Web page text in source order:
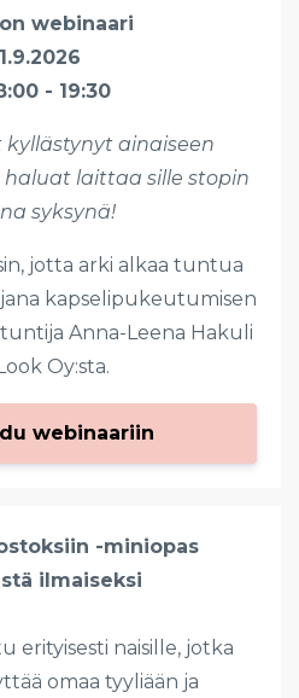
webinaari
- 19:30
kyllästynyt ainaiseen
laittaa sille stopin
syksynä!
jotta arki alkaa tuntua
kapselipukeutumisen
Anna-Leena Hakuli
Oy:sta.
webinaariin
-miniopas
ilmaiseksi
erityisesti naisille, jotka
omaa tyyliään ja